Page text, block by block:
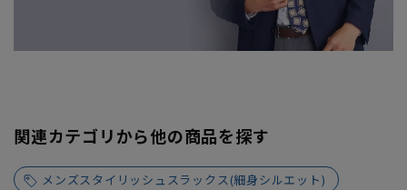
関連カテゴリから他の商品を探す
メンズスタイリッシュスラックス(細身シルエット)